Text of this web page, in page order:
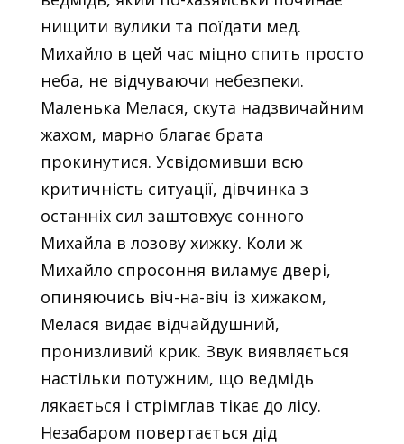
нищити вулики та поїдати мед.
Михайло в цей час міцно спить просто
неба, не відчуваючи небезпеки.
Маленька Мелася, скута надзвичайним
жахом, марно благає брата
прокинутися. Усвідомивши всю
критичність ситуації, дівчинка з
останніх сил заштовхує сонного
Михайла в лозову хижку. Коли ж
Михайло спросоння виламує двері,
опиняючись віч-на-віч із хижаком,
Мелася видає відчайдушний,
пронизливий крик. Звук виявляється
настільки потужним, що ведмідь
лякається і стрімглав тікає до лісу.
Незабаром повертається дід